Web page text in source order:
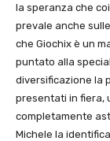
la speranza che
prevale anche
che Giochix è un
puntato alla
diversificazione la
presentati in fiera,
completamente
Michele la